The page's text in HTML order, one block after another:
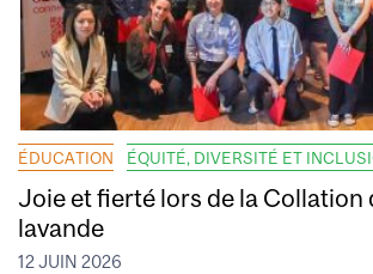
ÉDUCATION ÉQUITÉ, DIVERSITÉ ET
Joie et fierté lors de la Collation
lavande
12 JUIN 2026